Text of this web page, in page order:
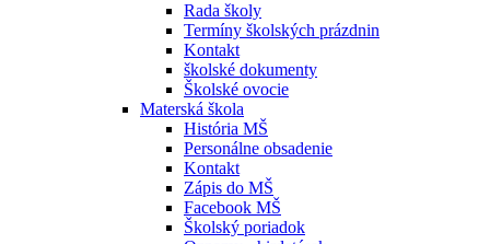
Rada školy
Termíny školských prázdnin
Kontakt
školské dokumenty
Školské ovocie
Materská škola
História MŠ
Personálne obsadenie
Kontakt
Zápis do MŠ
Facebook MŠ
Školský poriadok